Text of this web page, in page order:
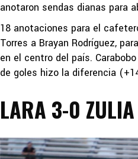
anotaron sendas dianas para
18 anotaciones para el
Torres a Brayan Rodríguez,
en el centro del país.
de goles hizo la diferencia
LARA 3-0 ZULIA